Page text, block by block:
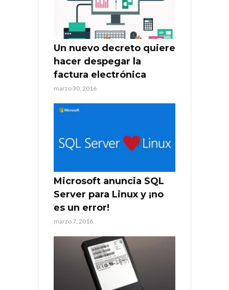
Un nuevo decreto quiere
hacer despegar la
factura electrónica
marzo 30, 2016
Microsoft anuncia SQL
Server para Linux y ¡no
es un error!
marzo 7, 2016